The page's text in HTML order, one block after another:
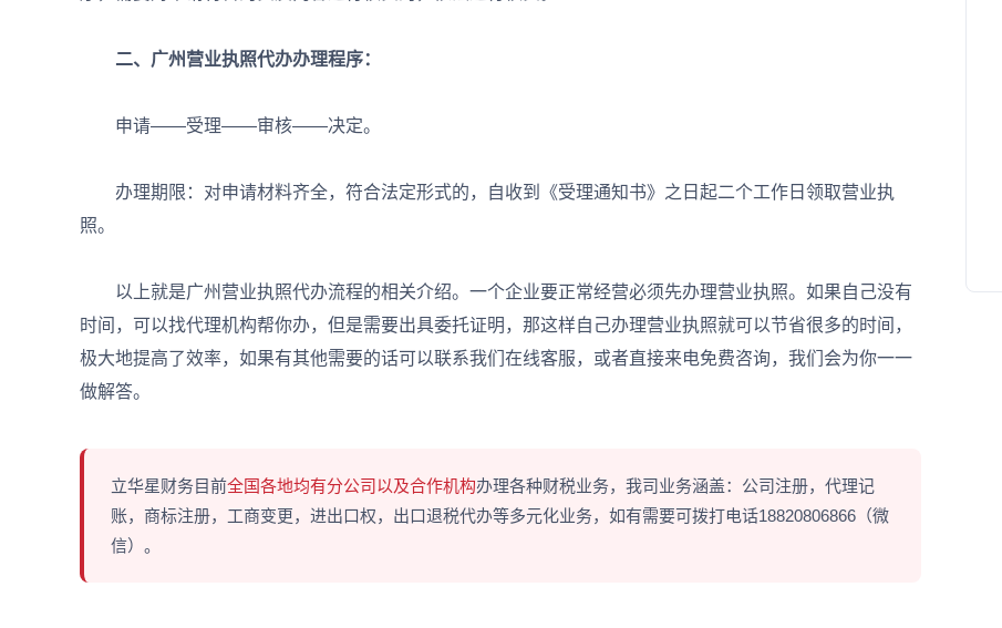
二、广州营业执照代办办理程序：
申请——受理——审核——决定。
办理期限：对申请材料齐全，符合法定形式的，自收到《受理通知书》之日起二个工作日领取营业执
照。
以上就是广州营业执照代办流程的相关介绍。一个企业要正常经营必须先办理营业执照。如果自己没有
时间，可以找代理机构帮你办，但是需要出具委托证明，那这样自己办理营业执照就可以节省很多的时间，
极大地提高了效率，如果有其他需要的话可以联系我们在线客服，或者直接来电免费咨询，我们会为你一一
做解答。
立华星财务目前全国各地均有分公司以及合作机构办理各种财税业务，我司业务涵盖：公司注册，代理记
账，商标注册，工商变更，进出口权，出口退税代办等多元化业务，如有需要可拨打电话18820806866（微
信）。